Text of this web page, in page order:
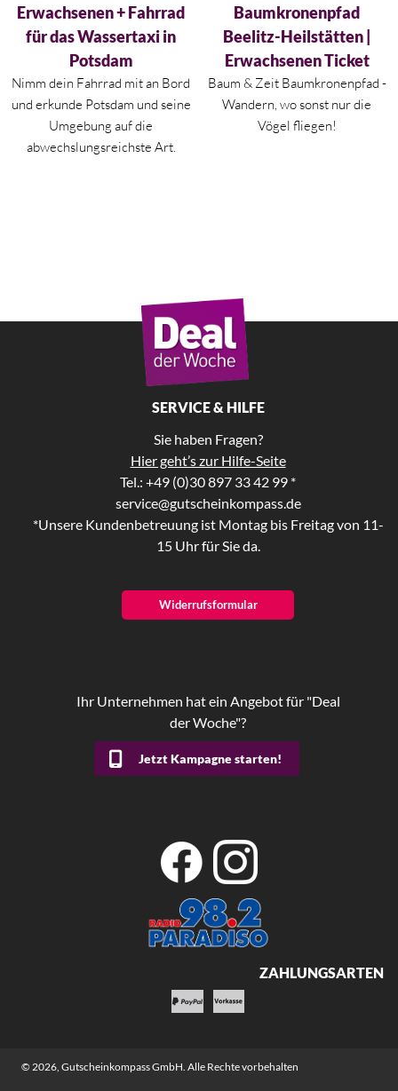
Erwachsenen + Fahrrad
für das Wassertaxi in
Potsdam
Nimm dein Fahrrad mit an Bord
und erkunde Potsdam und seine
Umgebung auf die
abwechslungsreichste Art.
Baumkronenpfad
Beelitz-Heilstätten |
Erwachsenen Ticket
Baum & Zeit Baumkronenpfad -
Wandern, wo sonst nur die
Vögel fliegen!
SERVICE & HILFE
Sie haben Fragen?
Hier geht’s zur Hilfe-Seite
Tel.: +49 (0)30 897 33 42 99 *
service@gutscheinkompass.de
*Unsere Kundenbetreuung ist Montag bis Freitag von 11-
15 Uhr für Sie da.
Widerrufsformular
Ihr Unternehmen hat ein Angebot für "Deal
der Woche"?
Jetzt Kampagne starten!
ZAHLUNGSARTEN
© 2026, Gutscheinkompass GmbH . Alle Rechte vorbehalten